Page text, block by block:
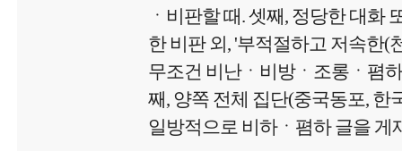
ㆍ비판할 때. 셋째, 정당한 대화
한 비판 외, '부적절하고 저속한(
무조건 비난ㆍ비방ㆍ조롱ㆍ폄
째, 양쪽 전체 집단(중국동포, 한
일방적으로 비하ㆍ폄하 글을 게